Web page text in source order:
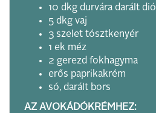
10 dkg durvára darált dió
5 dkg vaj
3 szelet tósztkenyér
1 ek méz
2 gerezd fokhagyma
erős paprikakrém
só, darált bors
AZ AVOKÁDÓKRÉMHEZ: